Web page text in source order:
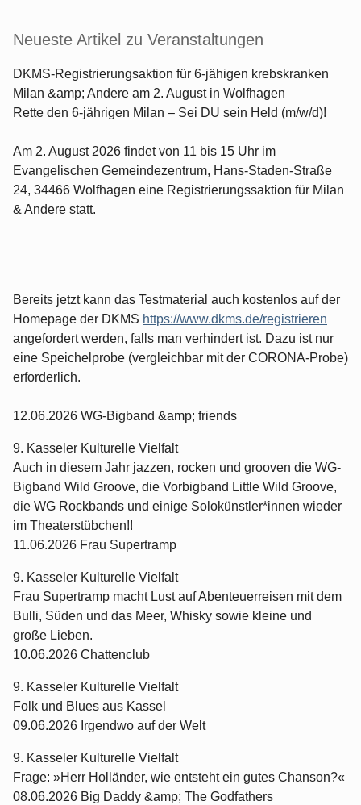
Neueste Artikel zu Veranstaltungen
DKMS-Registrierungsaktion für 6-jähigen krebskranken
Milan &amp; Andere am 2. August in Wolfhagen
Rette den 6-jährigen Milan – Sei DU sein Held (m/w/d)!
Am 2. August 2026 findet von 11 bis 15 Uhr im
Evangelischen Gemeindezentrum, Hans-Staden-Straße
24, 34466 Wolfhagen eine Registrierungssaktion für Milan
& Andere statt.
Bereits jetzt kann das Testmaterial auch kostenlos auf der
Homepage der DKMS https://www.dkms.de/registrieren
angefordert werden, falls man verhindert ist. Dazu ist nur
eine Speichelprobe (vergleichbar mit der CORONA-Probe)
erforderlich.
12.06.2026 WG-Bigband &amp; friends
9. Kasseler Kulturelle Vielfalt
Auch in diesem Jahr jazzen, rocken und grooven die WG-
Bigband Wild Groove, die Vorbigband Little Wild Groove,
die WG Rockbands und einige Solokünstler*innen wieder
im Theaterstübchen!!
11.06.2026 Frau Supertramp
9. Kasseler Kulturelle Vielfalt
Frau Supertramp macht Lust auf Abenteuerreisen mit dem
Bulli, Süden und das Meer, Whisky sowie kleine und
große Lieben.
10.06.2026 Chattenclub
9. Kasseler Kulturelle Vielfalt
Folk und Blues aus Kassel
09.06.2026 Irgendwo auf der Welt
9. Kasseler Kulturelle Vielfalt
Frage: »Herr Holländer, wie entsteht ein gutes Chanson?«
08.06.2026 Big Daddy &amp; The Godfathers